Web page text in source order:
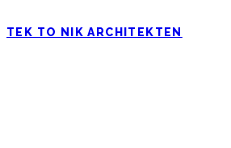
TEK TO NIK ARCHITEKTEN